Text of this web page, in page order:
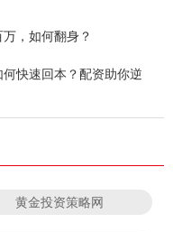
，如何翻身？
快速回本？配资助你逆
黄金投资策略网